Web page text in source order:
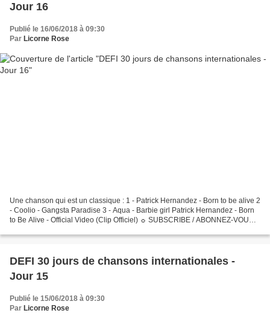
Jour 16
Publié le 16/06/2018 à 09:30
Par Licorne Rose
Une chanson qui est un classique : 1 - Patrick Hernandez - Born to be alive 2
- Coolio - Gangsta Paradise 3 - Aqua - Barbie girl Patrick Hernandez - Born
to Be Alive - Official Video (Clip Officiel) ☼ SUBSCRIBE / ABONNEZ-VOUS :
DEFI 30 jours de chansons internationales -
Jour 15
Publié le 15/06/2018 à 09:30
Par Licorne Rose